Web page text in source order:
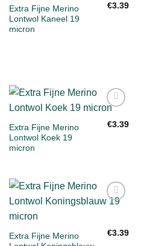
aan
Extra Fijne Merino
Lontwol Kaneel 19
micron
€3.39
aan
Extra Fijne Merino
Lontwol Koek 19
micron
€3.39
Extra Fijne Merino
€3.39